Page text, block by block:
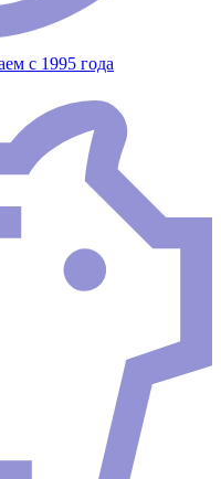
с 1995 года